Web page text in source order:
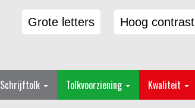
Grote letters Hoog contrast
Schrijftolk Tolkvoorziening Kwaliteit